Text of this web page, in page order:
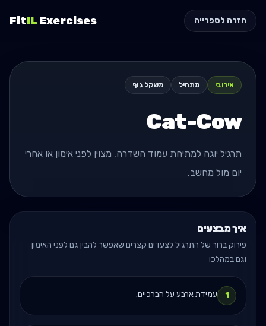
חזרה לספרייה FitIL Exercises
אירובי מתחיל משקל גוף
Cat-Cow
תרגיל יוגה למתיחת עמוד השדרה. מצוין לפני אימון או אחרי
יום מול מחשב.
איך מבצעים
פירוק ברור של התרגיל לצעדים קצרים שאפשר להבין גם לפני האימון
וגם במהלכו
1 עמידת ארבע על הברכיים.